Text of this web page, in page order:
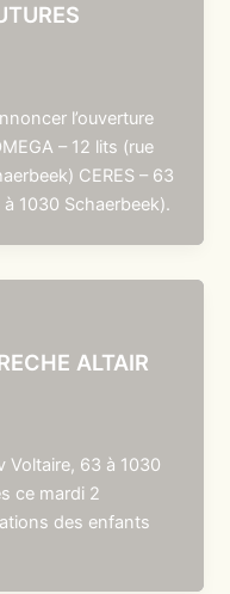
l’ouverture
– 12 lits (rue
CERES – 63
à 1030 Schaerbeek).
ALTAIR
Voltaire, 63 à 1030
ce mardi 2
des enfants